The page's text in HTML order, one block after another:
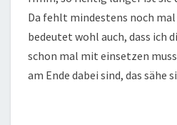
Da fehlt mindestens noch mal
bedeutet wohl auch, dass ich
schon mal mit einsetzen
am Ende dabei sind, das sähe